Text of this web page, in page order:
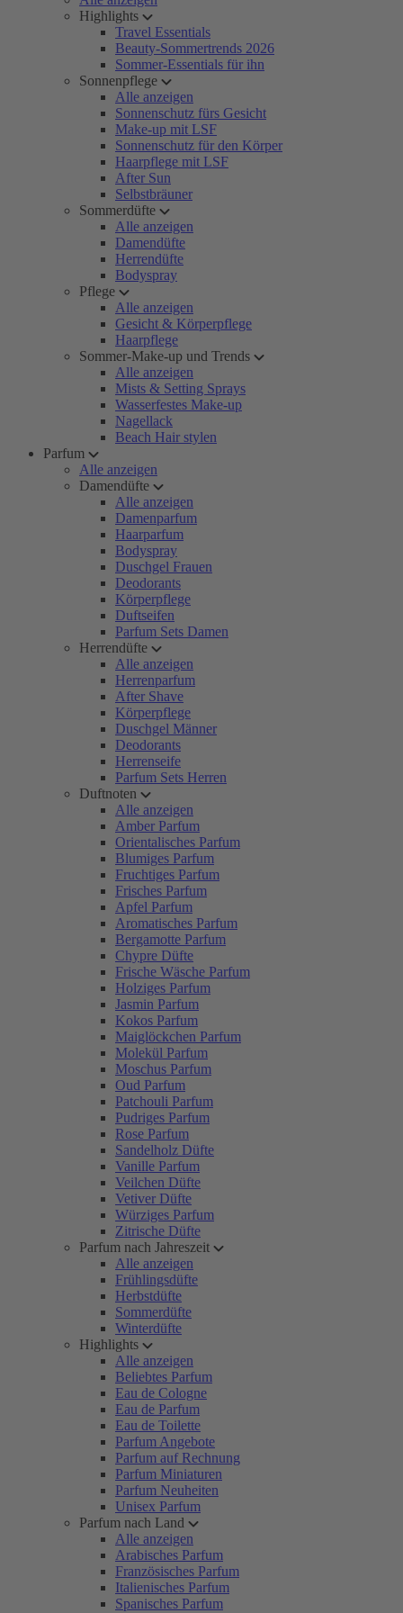
Highlights
Travel Essentials
Beauty-Sommertrends 2026
Sommer-Essentials für ihn
Sonnenpflege
Alle anzeigen
Sonnenschutz fürs Gesicht
Make-up mit LSF
Sonnenschutz für den Körper
Haarpflege mit LSF
After Sun
Selbstbräuner
Sommerdüfte
Alle anzeigen
Damendüfte
Herrendüfte
Bodyspray
Pflege
Alle anzeigen
Gesicht & Körperpflege
Haarpflege
Sommer-Make-up und Trends
Alle anzeigen
Mists & Setting Sprays
Wasserfestes Make-up
Nagellack
Beach Hair stylen
Parfum
Alle anzeigen
Damendüfte
Alle anzeigen
Damenparfum
Haarparfum
Bodyspray
Duschgel Frauen
Deodorants
Körperpflege
Duftseifen
Parfum Sets Damen
Herrendüfte
Alle anzeigen
Herrenparfum
After Shave
Körperpflege
Duschgel Männer
Deodorants
Herrenseife
Parfum Sets Herren
Duftnoten
Alle anzeigen
Amber Parfum
Orientalisches Parfum
Blumiges Parfum
Fruchtiges Parfum
Frisches Parfum
Apfel Parfum
Aromatisches Parfum
Bergamotte Parfum
Chypre Düfte
Frische Wäsche Parfum
Holziges Parfum
Jasmin Parfum
Kokos Parfum
Maiglöckchen Parfum
Molekül Parfum
Moschus Parfum
Oud Parfum
Patchouli Parfum
Pudriges Parfum
Rose Parfum
Sandelholz Düfte
Vanille Parfum
Veilchen Düfte
Vetiver Düfte
Würziges Parfum
Zitrische Düfte
Parfum nach Jahreszeit
Alle anzeigen
Frühlingsdüfte
Herbstdüfte
Sommerdüfte
Winterdüfte
Highlights
Alle anzeigen
Beliebtes Parfum
Eau de Cologne
Eau de Parfum
Eau de Toilette
Parfum Angebote
Parfum auf Rechnung
Parfum Miniaturen
Parfum Neuheiten
Unisex Parfum
Parfum nach Land
Alle anzeigen
Arabisches Parfum
Französisches Parfum
Italienisches Parfum
Spanisches Parfum